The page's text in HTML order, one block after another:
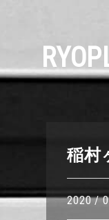
稲村
2020 /